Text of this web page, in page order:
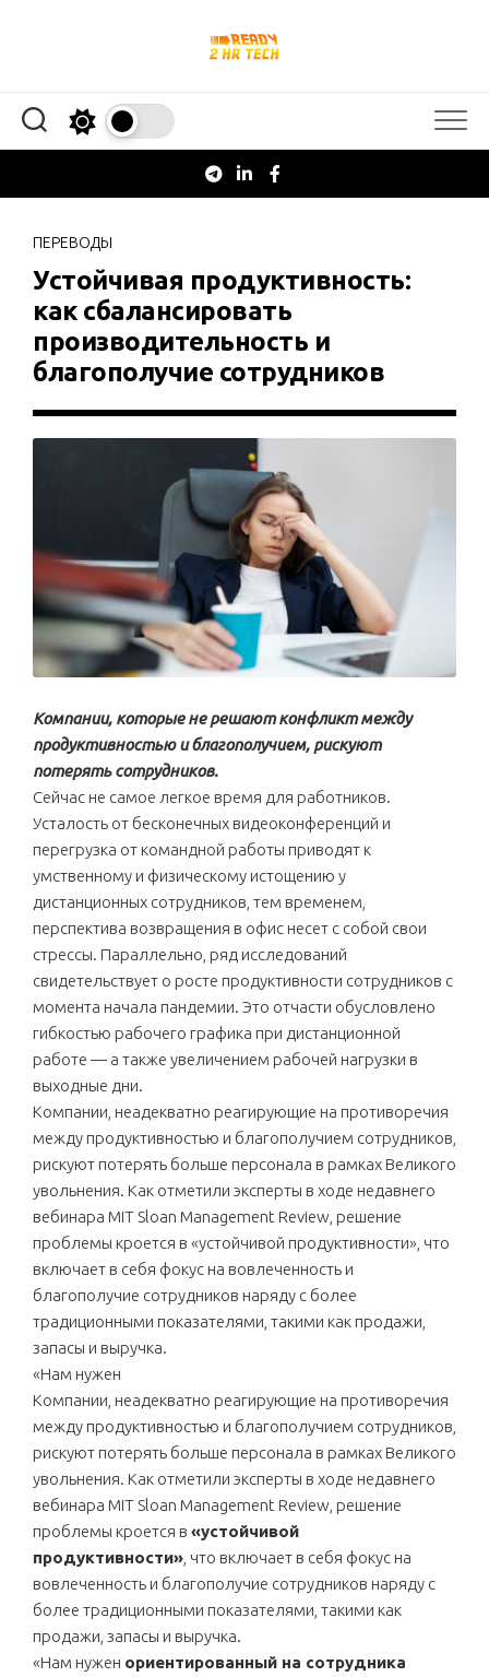
ПЕРЕВОДЫ
Устойчивая продуктивность:
как сбалансировать
производительность и
благополучие сотрудников
Компании, которые не решают конфликт между
продуктивностью и благополучием, рискуют
потерять сотрудников.
Сейчас не самое легкое время для работников.
Усталость от бесконечных видеоконференций и
перегрузка от командной работы приводят к
умственному и физическому истощению у
дистанционных сотрудников, тем временем,
перспектива возвращения в офис несет с собой свои
стрессы. Параллельно, ряд исследований
свидетельствует о росте продуктивности сотрудников с
момента начала пандемии. Это отчасти обусловлено
гибкостью рабочего графика при дистанционной
работе — а также увеличением рабочей нагрузки в
выходные дни.
Компании, неадекватно реагирующие на противоречия
между продуктивностью и благополучием сотрудников,
рискуют потерять больше персонала в рамках Великого
увольнения. Как отметили эксперты в ходе недавнего
вебинара MIT Sloan Management Review, решение
проблемы кроется в «устойчивой продуктивности», что
включает в себя фокус на вовлеченность и
благополучие сотрудников наряду с более
традиционными показателями, такими как продажи,
запасы и выручка.
«Нам нужен
Компании, неадекватно реагирующие на противоречия
между продуктивностью и благополучием сотрудников,
рискуют потерять больше персонала в рамках Великого
увольнения. Как отметили эксперты в ходе недавнего
вебинара MIT Sloan Management Review, решение
проблемы кроется в «устойчивой
продуктивности» , что включает в себя фокус на
вовлеченность и благополучие сотрудников наряду с
более традиционными показателями, такими как
продажи, запасы и выручка.
«Нам нужен ориентированный на сотрудника